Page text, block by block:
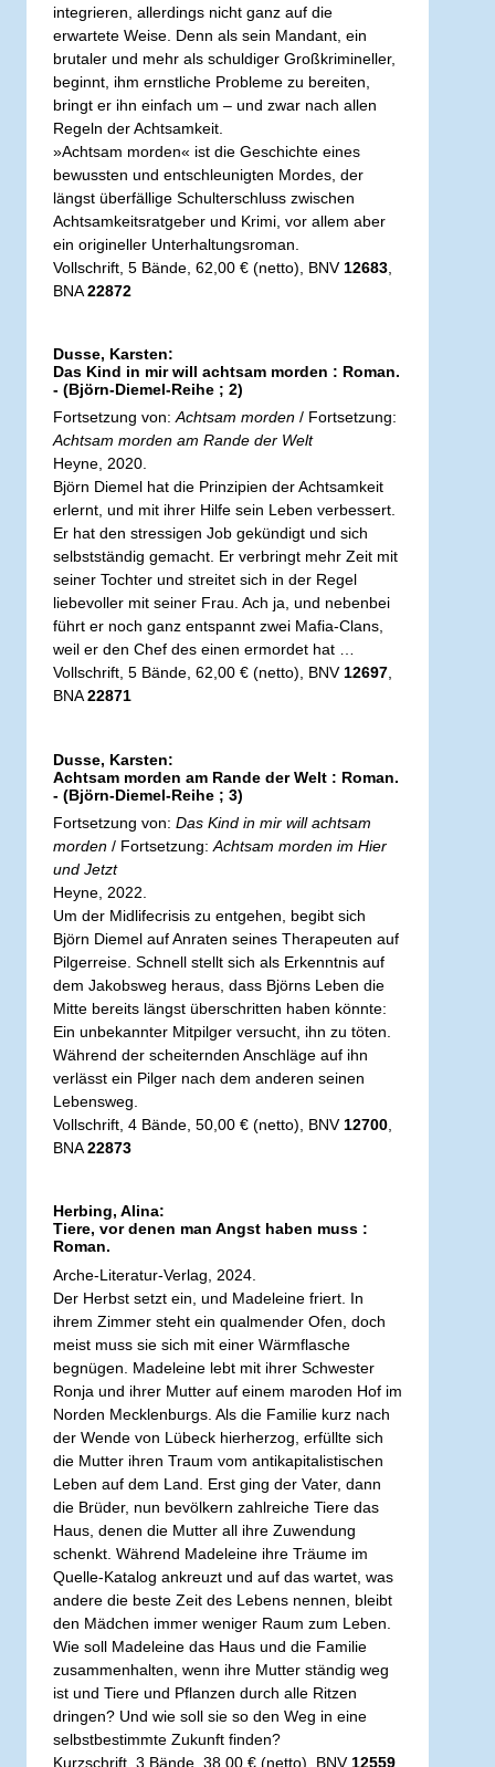
integrieren, allerdings nicht ganz auf die
erwartete Weise. Denn als sein Mandant, ein
brutaler und mehr als schuldiger Großkrimineller,
beginnt, ihm ernstliche Probleme zu bereiten,
bringt er ihn einfach um – und zwar nach allen
Regeln der Achtsamkeit.
»Achtsam morden« ist die Geschichte eines
bewussten und entschleunigten Mordes, der
längst überfällige Schulterschluss zwischen
Achtsamkeitsratgeber und Krimi, vor allem aber
ein origineller Unterhaltungsroman.
Vollschrift, 5 Bände, 62,00 € (netto), BNV 12683
BNA22872
Dusse, Karsten:
Das Kind in mir will achtsam morden : Roman.
- (Björn-Diemel-Reihe ; 2)
Fortsetzung von:Achtsam morden / Fortsetzung:
Achtsam morden am Rande der Welt
Heyne, 2020.
Björn Diemel hat die Prinzipien der Achtsamkeit
erlernt, und mit ihrer Hilfe sein Leben verbessert.
Er hat den stressigen Job gekündigt und sich
selbstständig gemacht. Er verbringt mehr Zeit mit
seiner Tochter und streitet sich in der Regel
liebevoller mit seiner Frau. Ach ja, und nebenbei
führt er noch ganz entspannt zwei Mafia-Clans,
weil er den Chef des einen ermordet hat …
Vollschrift, 5 Bände, 62,00 € (netto), BNV12697,
BNA22871
Dusse, Karsten:
Achtsam morden am Rande der Welt : Roman.
- (Björn-Diemel-Reihe ; 3)
Fortsetzung von: Das Kind in mir will achtsam
morden / Fortsetzung: Achtsam morden im Hier
und Jetzt
Heyne, 2022.
Um der Midlifecrisis zu entgehen, begibt sich
Björn Diemel auf Anraten seines Therapeuten auf
Pilgerreise. Schnell stellt sich als Erkenntnis auf
dem Jakobsweg heraus, dass Björns Leben die
Mitte bereits längst überschritten haben könnte:
Ein unbekannter Mitpilger versucht, ihn zu töten.
Während der scheiternden Anschläge auf ihn
verlässt ein Pilger nach dem anderen seinen
Lebensweg.
Vollschrift, 4 Bände, 50,00 € (netto), BNV 12700
BNA22873
Herbing, Alina:
Tiere, vor denen man Angst haben muss :
Roman.
Arche-Literatur-Verlag, 2024.
Der Herbst setzt ein, und Madeleine friert. In
ihrem Zimmer steht ein qualmender Ofen, doch
meist muss sie sich mit einer Wärmflasche
begnügen. Madeleine lebt mit ihrer Schwester
Ronja und ihrer Mutter auf einem maroden Hof im
Norden Mecklenburgs. Als die Familie kurz nach
der Wende von Lübeck hierherzog, erfüllte sich
die Mutter ihren Traum vom antikapitalistischen
Leben auf dem Land. Erst ging der Vater, dann
die Brüder, nun bevölkern zahlreiche Tiere das
Haus, denen die Mutter all ihre Zuwendung
schenkt. Während Madeleine ihre Träume im
Quelle-Katalog ankreuzt und auf das wartet, was
andere die beste Zeit des Lebens nennen, bleibt
den Mädchen immer weniger Raum zum Leben.
Wie soll Madeleine das Haus und die Familie
zusammenhalten, wenn ihre Mutter ständig weg
ist und Tiere und Pflanzen durch alle Ritzen
dringen? Und wie soll sie so den Weg in eine
selbstbestimmte Zukunft finden?
Kurzschrift, 3 Bände, 38,00 € (netto), BNV 12559